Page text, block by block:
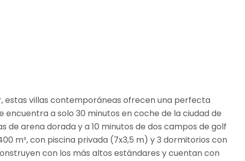
estas villas contemporáneas ofrecen una perfecta
a solo 30 minutos en coche de la ciudad de
arena dorada y a 10 minutos de dos campos de golf
m², con piscina privada (7x3,5 m) y 3 dormitorios con
con los más altos estándares y cuentan con